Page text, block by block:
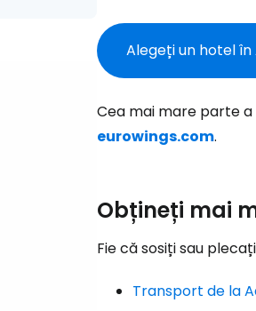
Alegeți un hotel în
Cea mai mare parte
eurowings.com.
Obțineți mai
Fie că sosiți sau
Transport de la